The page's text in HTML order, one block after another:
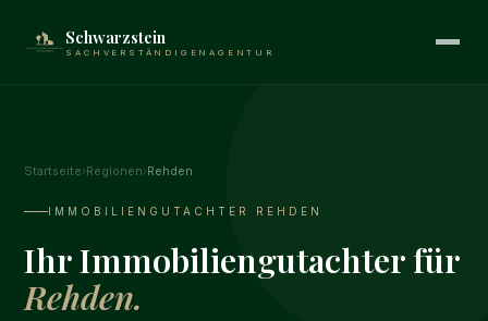
Schwarzstein
SACHVERSTÄNDIGENAGENTUR
Startseite›Regionen›Rehden
IMMOBILIENGUTACHTER REHDEN
Ihr Immobiliengutachter für
Rehden.